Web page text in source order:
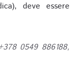
deve essere
0549 886188,